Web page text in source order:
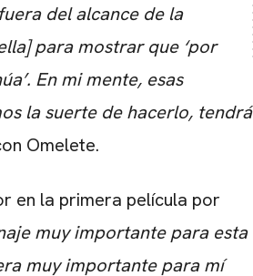
del alcance de la
para mostrar que ‘por
En mi mente, esas
la suerte de hacerlo, tendrá
Omelete.
en la primera película por
muy importante para esta
muy importante para mí